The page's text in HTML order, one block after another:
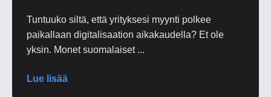
Tuntuuko siltä, että yrityksesi myynti polkee
paikallaan digitalisaation aikakaudella? Et ole
yksin. Monet suomalaiset ...
Lue lisää